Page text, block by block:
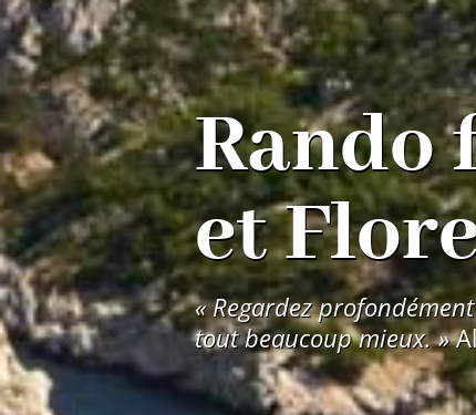
Rando
et
« Regardez
tout beau­coup mieux. »